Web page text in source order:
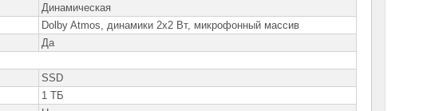
Динамическая
Dolby Atmos, динамики 2х2 Вт, микрофонный массив
Да
SSD
1 ТБ